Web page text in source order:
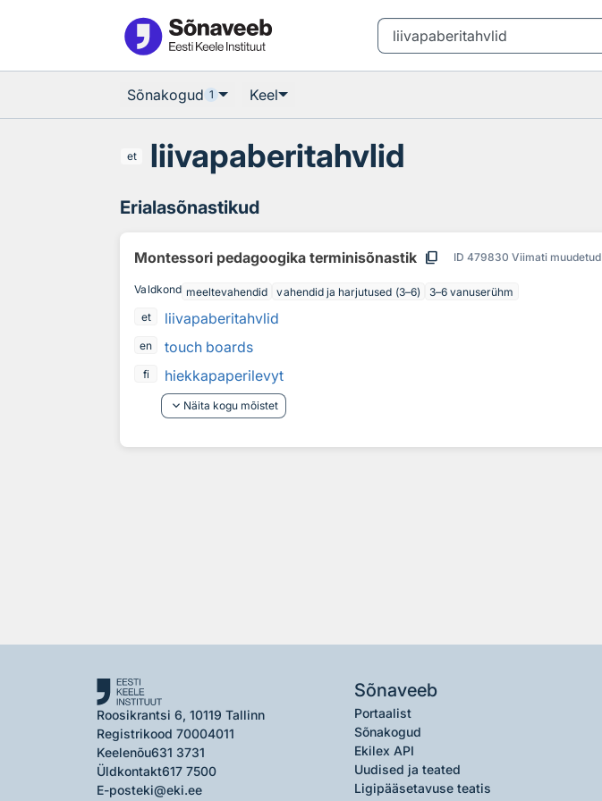
Sõnakogud 1 Keel
et liivapaberitahvlid
Erialasõnastikud
Montessori pedagoogika terminisõnastik content_copy ID 479830 Viimati muudetud
Valdkond meeltevahendid vahendid ja harjutused (3–6)
3–6 vanuserühm
et
liivapaberitahvlid
en touch boards
fi
hiekkapaperilevyt
keyboard_arrow_down Näita kogu mõistet
Roosikrantsi 6, 10119 Tallinn
Registrikood 70004011
Keelenõu631 3731
Üldkontakt617 7500
E-posteki@eki.ee
Sõnaveeb
Portaalist
Sõnakogud
Ekilex API
Uudised ja teated
Ligipääsetavuse teatis